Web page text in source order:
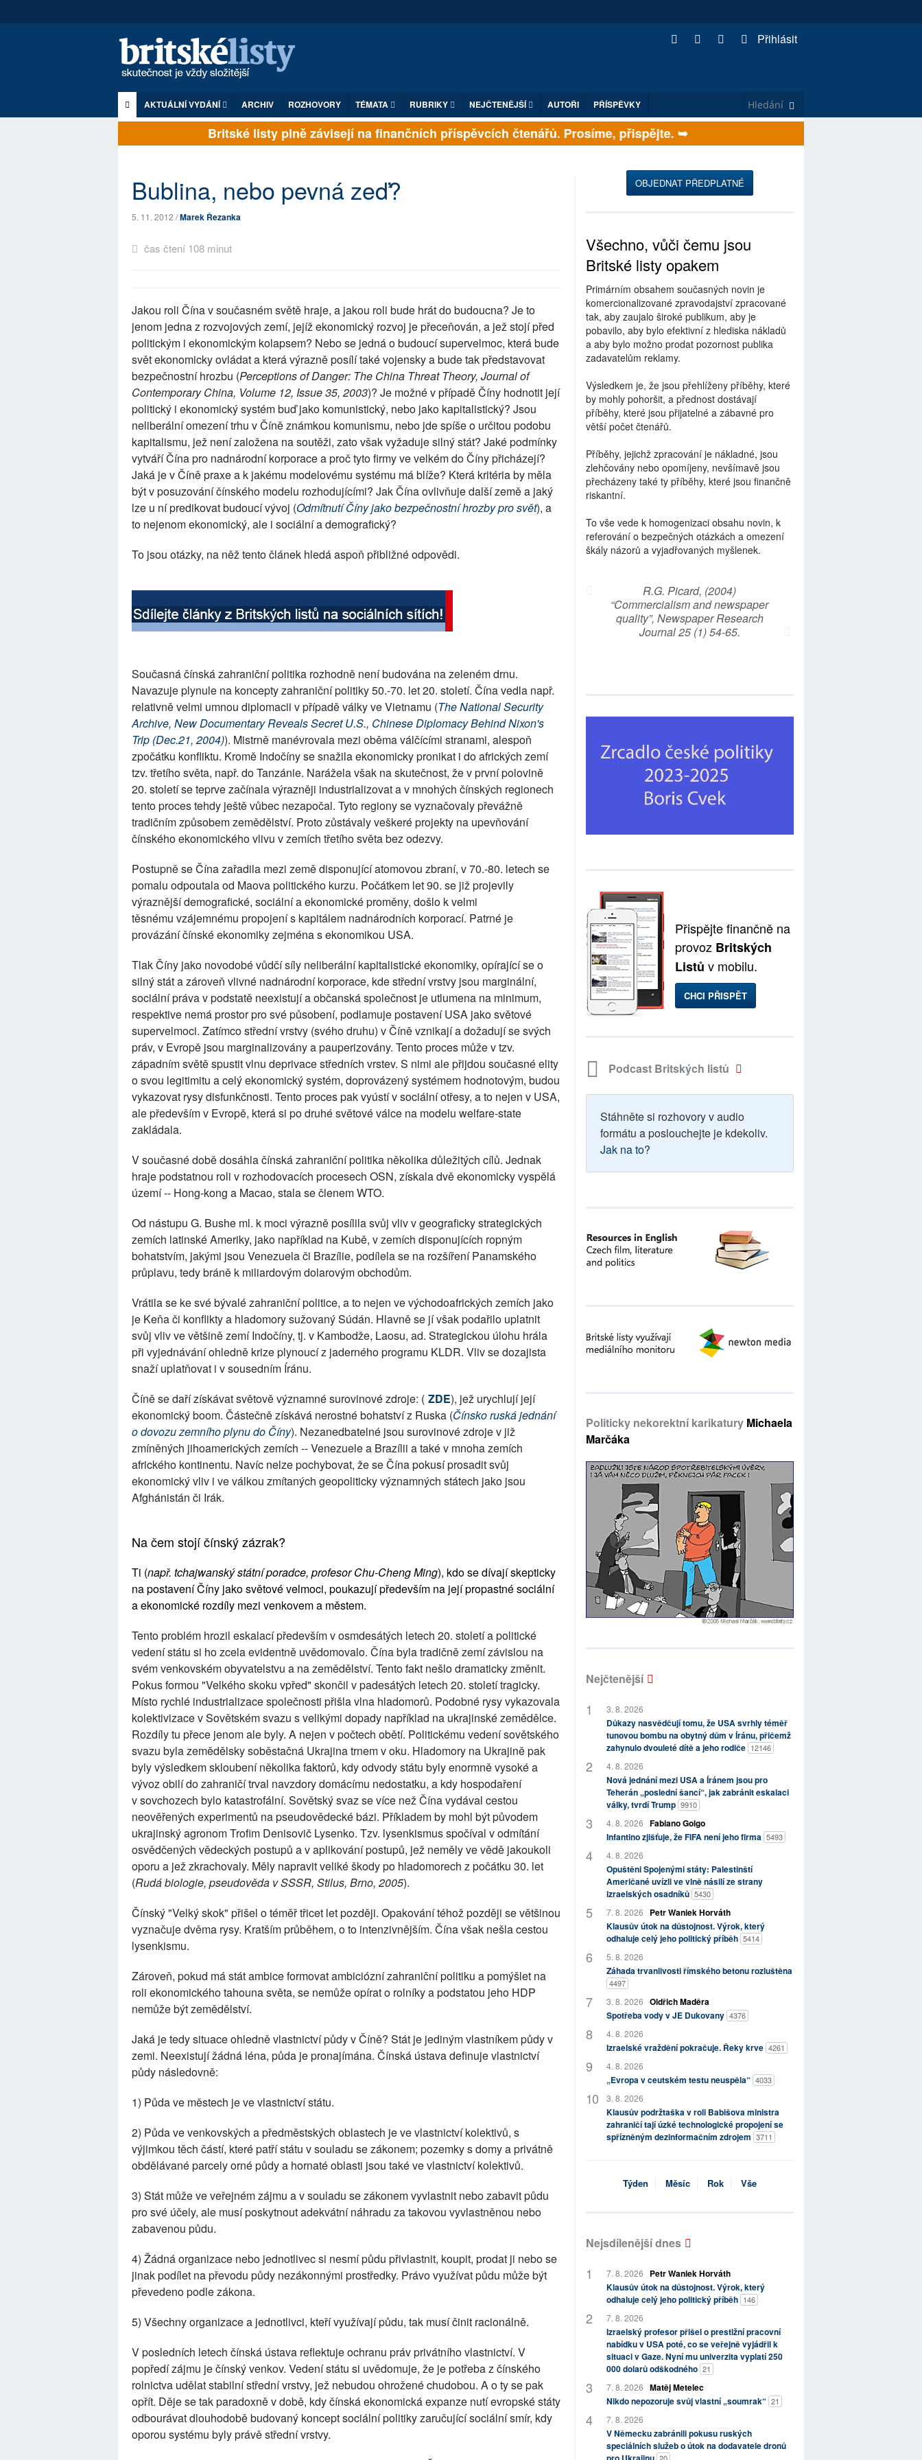
Přihlásit
AKTUÁLNÍ VYDÁNÍ ARCHIV ROZHOVORY TÉMATA RUBRIKY NEJČTENĚJŠÍ AUTOŘI PŘÍSPĚVKY
Britské listy plně závisejí na finančních příspěvcích čtenářů. Prosíme, přispějte. ➥
Bublina, nebo pevná zeď?
5. 11. 2012 /Marek Řezanka
čas čtení 108 minut
Jakou roli Čína v současném světě hraje, a jakou roli bude hrát do budoucna? Je to
jenom jedna z rozvojových zemí, jejíž ekonomický rozvoj je přeceňován, a jež stojí před
politickým i ekonomickým kolapsem? Nebo se jedná o budoucí supervelmoc, která bude
svět ekonomicky ovládat a která výrazně posílí také vojensky a bude tak představovat
bezpečnostní hrozbu (Perceptions of Danger: The China Threat Theory, Journal of
Contemporary China, Volume 12, Issue 35, 2003)? Je možné v případě Číny hodnotit její
politický i ekonomický systém buď jako komunistický, nebo jako kapitalistický? Jsou
neliberální omezení trhu v Číně známkou komunismu, nebo jde spíše o určitou podobu
kapitalismu, jež není založena na soutěži, zato však vyžaduje silný stát? Jaké podmínky
vytváří Čína pro nadnárodní korporace a proč tyto firmy ve velkém do Číny přicházejí?
Jaká je v Číně praxe a k jakému modelovému systému má blíže? Která kritéria by měla
být v posuzování čínského modelu rozhodujícími? Jak Čína ovlivňuje další země a jaký
lze u ní predikovat budoucí vývoj (Odmítnutí Číny jako bezpečnostní hrozby pro svět), a
to nejenom ekonomický, ale i sociální a demografický?
To jsou otázky, na něž tento článek hledá aspoň přibližné odpovědi.
Současná čínská zahraniční politika rozhodně není budována na zeleném drnu.
Navazuje plynule na koncepty zahraniční politiky 50.-70. let 20. století. Čína vedla např.
relativně velmi umnou diplomacii v případě války ve Vietnamu (The National Security
Archive, New Documentary Reveals Secret U.S., Chinese Diplomacy Behind Nixon's
Trip (Dec.21, 2004)). Mistrně manévrovala mezi oběma válčícími stranami, alespoň
zpočátku konfliktu. Kromě Indočíny se snažila ekonomicky pronikat i do afrických zemí
tzv. třetího světa, např. do Tanzánie. Narážela však na skutečnost, že v první polovině
20. století se teprve začínala výrazněji industrializovat a v mnohých čínských regionech
tento proces tehdy ještě vůbec nezapočal. Tyto regiony se vyznačovaly převážně
tradičním způsobem zemědělství. Proto zůstávaly veškeré projekty na upevňování
čínského ekonomického vlivu v zemích třetího světa bez odezvy.
Postupně se Čína zařadila mezi země disponující atomovou zbraní, v 70.-80. letech se
pomalu odpoutala od Maova politického kurzu. Počátkem let 90. se již projevily
výraznější demografické, sociální a ekonomické proměny, došlo k velmi
těsnému vzájemnému propojení s kapitálem nadnárodních korporací. Patrné je
provázání čínské ekonomiky zejména s ekonomikou USA.
Tlak Číny jako novodobé vůdčí síly neliberální kapitalistické ekonomiky, opírající se o
silný stát a zároveň vlivné nadnárodní korporace, kde střední vrstvy jsou marginální,
sociální práva v podstatě neexistují a občanská společnost je utlumena na minimum,
respektive nemá prostor pro své působení, podlamuje postavení USA jako světové
supervelmoci. Zatímco střední vrstvy (svého druhu) v Číně vznikají a dožadují se svých
práv, v Evropě jsou marginalizovány a pauperizovány. Tento proces může v tzv.
západním světě spustit vlnu deprivace středních vrstev. S nimi ale přijdou současné elity
o svou legitimitu a celý ekonomický systém, doprovázený systémem hodnotovým, budou
vykazovat rysy disfunkčnosti. Tento proces pak vyústí v sociální otřesy, a to nejen v USA,
ale především v Evropě, která si po druhé světové válce na modelu welfare-state
zakládala.
V současné době dosáhla čínská zahraniční politika několika důležitých cílů. Jednak
hraje podstatnou roli v rozhodovacích procesech OSN, získala dvě ekonomicky vyspělá
území -- Hong-kong a Macao, stala se členem WTO.
Od nástupu G. Bushe ml. k moci výrazně posílila svůj vliv v geograficky strategických
zemích latinské Ameriky, jako například na Kubě, v zemích disponujících ropným
bohatstvím, jakými jsou Venezuela či Brazílie, podílela se na rozšíření Panamského
průplavu, tedy bráně k miliardovým dolarovým obchodům.
Vrátila se ke své bývalé zahraniční politice, a to nejen ve východoafrických zemích jako
je Keňa či konflikty a hladomory sužovaný Súdán. Hlavně se jí však podařilo uplatnit
svůj vliv ve většině zemí Indočíny, tj. v Kambodže, Laosu, ad. Strategickou úlohu hrála
při vyjednávání ohledně krize plynoucí z jaderného programu KLDR. Vliv se dozajista
snaží uplatňovat i v sousedním Íránu.
Číně se daří získávat světově významné surovinové zdroje: ( ZDE), jež urychlují její
ekonomický boom. Částečně získává nerostné bohatství z Ruska (Čínsko ruská jednání
o dovozu zemního plynu do Číny). Nezanedbatelné jsou surovinové zdroje v již
zmíněných jihoamerických zemích -- Venezuele a Brazílii a také v mnoha zemích
afrického kontinentu. Navíc nelze pochybovat, že se Čína pokusí prosadit svůj
ekonomický vliv i ve válkou zmítaných geopoliticky významných státech jako jsou
Afghánistán či Irák.
Na čem stojí čínský zázrak?
Ti (např. tchajwanský státní poradce, profesor Chu-Cheng Ming), kdo se dívají skepticky
na postavení Číny jako světové velmoci, poukazují především na její propastné sociální
a ekonomické rozdíly mezi venkovem a městem.
Tento problém hrozil eskalací především v osmdesátých letech 20. století a politické
vedení státu si ho zcela evidentně uvědomovalo. Čína byla tradičně zemí závislou na
svém venkovském obyvatelstvu a na zemědělství. Tento fakt nešlo dramaticky změnit.
Pokus formou "Velkého skoku vpřed" skončil v padesátých letech 20. století tragicky.
Místo rychlé industrializace společnosti přišla vlna hladomorů. Podobné rysy vykazovala
kolektivizace v Sovětském svazu s velikými dopady například na ukrajinské zemědělce.
Rozdíly tu přece jenom ale byly. A nejen v počtech obětí. Politickému vedení sovětského
svazu byla zemědělsky soběstačná Ukrajina trnem v oku. Hladomory na Ukrajině pak
byly výsledkem skloubení několika faktorů, kdy odvody státu byly enormně vysoké a
vývoz obilí do zahraničí trval navzdory domácímu nedostatku, a kdy hospodaření
v sovchozech bylo katastrofální. Sovětský svaz se více než Čína vydával cestou
neověřených experimentů na pseudovědecké bázi. Příkladem by mohl být původem
ukrajinský agronom Trofim Denisovič Lysenko. Tzv. lysenkismus spočíval v odmítání
osvědčených vědeckých postupů a v aplikování postupů, jež neměly ve vědě jakoukoli
oporu a jež zkrachovaly. Měly napravit veliké škody po hladomorech z počátku 30. let
(Rudá biologie, pseudověda v SSSR, Stilus, Brno, 2005).
Čínský "Velký skok" přišel o téměř třicet let později. Opakování téhož později se většinou
vyznačuje dvěma rysy. Kratším průběhem, o to intenzivnějším. Čína však nešla cestou
lysenkismu.
Zároveň, pokud má stát ambice formovat ambiciózní zahraniční politiku a pomýšlet na
roli ekonomického tahouna světa, se nemůže opírat o rolníky a podstatou jeho HDP
nemůže být zemědělství.
Jaká je tedy situace ohledně vlastnictví půdy v Číně? Stát je jediným vlastníkem půdy v
zemi. Neexistují žádná léna, půda je pronajímána. Čínská ústava definuje vlastnictví
půdy následovně:
1) Půda ve městech je ve vlastnictví státu.
2) Půda ve venkovských a předměstských oblastech je ve vlastnictví kolektivů, s
výjimkou těch částí, které patří státu v souladu se zákonem; pozemky s domy a privátně
obdělávané parcely orné půdy a hornaté oblasti jsou také ve vlastnictví kolektivů.
3) Stát může ve veřejném zájmu a v souladu se zákonem vyvlastnit nebo zabavit půdu
pro své účely, ale musí poskytnout adekvátní náhradu za takovou vyvlastněnou nebo
zabavenou půdu.
4) Žádná organizace nebo jednotlivec si nesmí půdu přivlastnit, koupit, prodat ji nebo se
jinak podílet na převodu půdy nezákonnými prostředky. Právo využívat půdu může být
převedeno podle zákona.
5) Všechny organizace a jednotlivci, kteří využívají půdu, tak musí činit racionálně.
V posledních letech čínská ústava reflektuje ochranu práv privátního vlastnictví. V
popředí zájmu je čínský venkov. Vedení státu si uvědomuje, že je potřeba z čínského
rolnictva udělat stabilní střední vrstvy, jež nebudou ohrožené chudobou. A o ty se pak
opřít. Děje se tak paradoxně v době, kdy čínská ekonomická expanze nutí evropské státy
odbourávat dlouhodobě budovaný koncept sociální politiky zaručující sociální smír, kdy
oporou systému byly právě střední vrstvy.
OBJEDNAT PŘEDPLATNÉ
Všechno, vůči čemu jsou
Britské listy opakem
Primárním obsahem současných novin je
komercionalizované zpravodajství zpracované
tak, aby zaujalo široké publikum, aby je
pobavilo, aby bylo efektivní z hlediska nákladů
a aby bylo možno prodat pozornost publika
zadavatelům reklamy.
Výsledkem je, že jsou přehlíženy příběhy, které
by mohly pohoršit, a přednost dostávají
příběhy, které jsou přijatelné a zábavné pro
větší počet čtenářů.
Příběhy, jejichž zpracování je nákladné, jsou
zlehčovány nebo opomíjeny, nevšímavě jsou
přecházeny také ty příběhy, které jsou finančně
riskantní.
To vše vede k homogenizaci obsahu novin, k
referování o bezpečných otázkách a omezení
škály názorů a vyjadřovaných myšlenek.
R.G. Picard, (2004)
“Commercialism and newspaper
quality”, Newspaper Research
Journal 25 (1) 54-65.
Přispějte finančně na
provoz Britských
Listů v mobilu.
CHCI PŘISPĚT
Podcast Britských listů
Stáhněte si rozhovory v audio
formátu a poslouchejte je kdekoliv.
Jak na to?
Politicky nekorektní karikatury Michaela
Marčáka
Nejčtenější
3. 8. 2026
Důkazy nasvědčují tomu, že USA svrhly téměř
tunovou bombu na obytný dům v Íránu, přičemž
zahynulo dvouleté dítě a jeho rodiče 12146
4. 8. 2026
Nová jednání mezi USA a Íránem jsou pro
Teherán „poslední šancí“, jak zabránit eskalaci
války, tvrdí Trump 9910
4. 8. 2026 Fabiano Golgo
Infantino zjišťuje, že FIFA není jeho firma 5493
4. 8. 2026
Opuštěni Spojenými státy: Palestinští
Američané uvízli ve vlně násilí ze strany
izraelských osadníků 5430
7. 8. 2026
Petr Waniek Horváth
Klausův útok na důstojnost. Výrok, který
odhaluje celý jeho politický příběh 5414
5. 8. 2026
Záhada trvanlivosti římského betonu rozluštěna
4497
3. 8. 2026 Oldřich Maděra
Spotřeba vody v JE Dukovany 4376
4. 8. 2026
Izraelské vraždění pokračuje. Řeky krve 4261
4. 8. 2026
„Evropa v ceutském testu neuspěla“ 4033
3. 8. 2026
Klausův podržtaška v roli Babišova ministra
zahraničí tají úzké technologické propojení se
spřízněným dezinformačním zdrojem 3711
Týden Měsíc Rok Vše
Nejsdílenější dnes
7. 8. 2026
Petr Waniek Horváth
Klausův útok na důstojnost. Výrok, který
odhaluje celý jeho politický příběh 146
7. 8. 2026
Izraelský profesor přišel o prestižní pracovní
nabídku v USA poté, co se veřejně vyjádřil k
situaci v Gaze. Nyní mu univerzita vyplatí 250
000 dolarů odškodného 21
7. 8. 2026 Matěj Metelec
Nikdo nepozoruje svůj vlastní „soumrak“ 21
7. 8. 2026
V Německu zabránili pokusu ruských
speciálních služeb o útok na dodavatele dronů